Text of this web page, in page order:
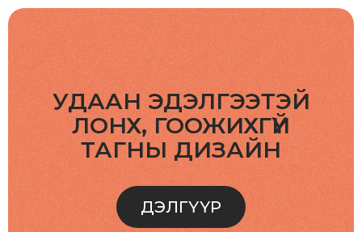
УДААН ЭДЭЛГЭЭТЭЙ
ЛОНХ, ГООЖИХГҮЙ
ТАГНЫ ДИЗАЙН
ДЭЛГҮҮР